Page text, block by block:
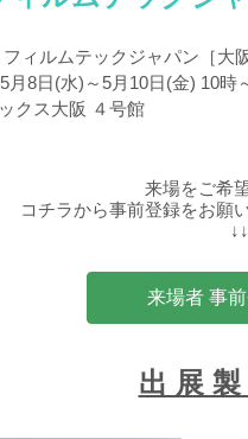
フィルムテックジャパン［
8日(水)～5月10日(金) 10時
クス大阪 ４号館
来場をご希
コチラから事前登録をお願
来場者 事
出 展